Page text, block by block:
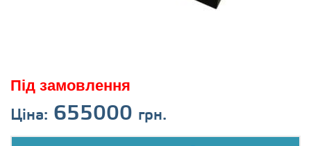
Під замовлення
Ціна: 655000 грн.